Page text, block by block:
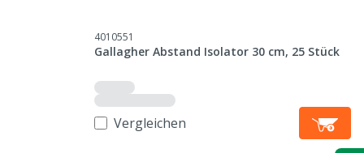
4010551
Gallagher Abstand Isolator 30 cm, 25 Stück
Vergleichen